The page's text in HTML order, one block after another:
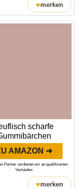
♥merken
scharfe
AMAZON ➜
Partner verdienen wir an qualifizierten
Verkäufen
♥merken